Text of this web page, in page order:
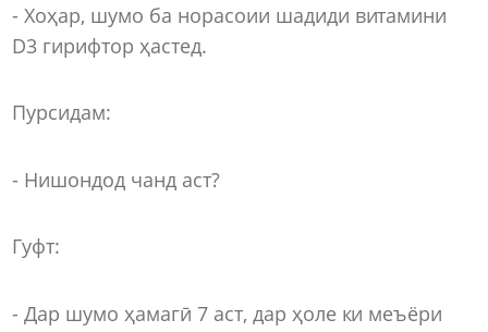
- Хоҳар, шумо ба норасоии шадиди витамини
D3 гирифтор ҳастед.
Пурсидам:
- Нишондод чанд аст?
Гуфт:
- Дар шумо ҳамагӣ 7 аст, дар ҳоле ки меъёри